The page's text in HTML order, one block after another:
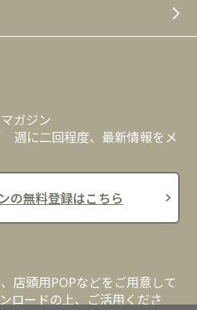
シー
ラリー
ガジン
に二回程度、最新情報をメ
の無料登録はこちら
店頭用POPなどをご用意して
ロードの上、ご活用くださ